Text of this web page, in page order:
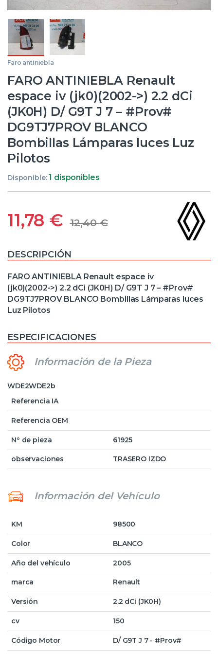
Faro antiniebla
FARO ANTINIEBLA Renault
espace iv (jk0)(2002->) 2.2 dCi
(JK0H) D/ G9T J 7 – #Prov#
DG9TJ7PROV BLANCO
Bombillas Lámparas luces Luz
Pilotos
Disponible:1 disponibles
11,78 € 12,40€
DESCRIPCIÓN
FARO ANTINIEBLA Renault espace iv
(jk0)(2002->) 2.2 dCi (JK0H) D/ G9T J 7 – #Prov#
DG9TJ7PROV BLANCO Bombillas Lámparas luces
Luz Pilotos
ESPECIFICACIONES
Información de la Pieza
WDE2WDE2b
Referencia IA
Referencia OEM
Nº de pieza 61925
observaciones TRASERO IZDO
Información del Vehículo
KM 98500
Color BLANCO
Año del vehículo 2005
marca Renault
Versión 2.2 dCi (JK0H)
cv 150
Código Motor D/ G9T J 7 - #Prov#